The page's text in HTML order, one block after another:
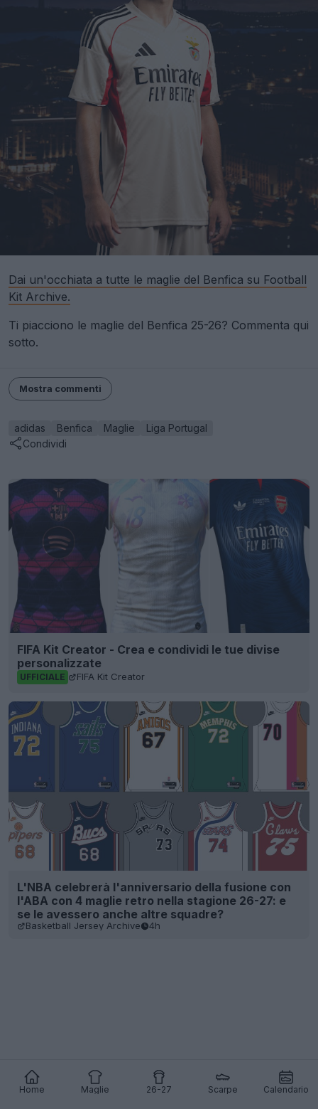
Home Maglie 26-27 Scarpe Calendario
Dai un'occhiata a tutte le maglie del Benfica su Football
Kit Archive.
Ti piacciono le maglie del Benfica 25-26? Commenta qui
sotto.
Mostra commenti
adidas Benfica Maglie
Liga Portugal
Condividi
FIFA Kit Creator - Crea e condividi le tue divise
personalizzate
UFFICIALE FIFA Kit Creator
L'NBA celebrerà l'anniversario della fusione con
l'ABA con 4 maglie retro nella stagione 26-27: e
se le avessero anche altre squadre?
Basketball Jersey Archive 4h